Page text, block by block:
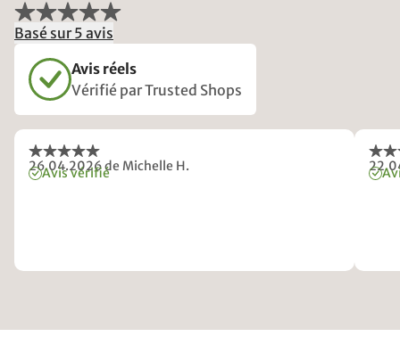
Basé sur 5 avis
Avis réels
Vérifié par Trusted Shops
26.04.2026de Michelle H.
Avis vérifié